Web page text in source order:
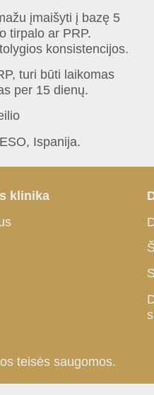
įmaišyti į bazę 5
tirpalo ar PRP.
konsistencijos.
turi būti laikomas
per 15 dienų.
Ispanija.
klinika
teisės saugomos.